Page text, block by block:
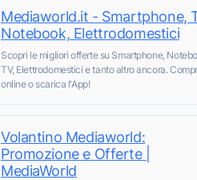
Mediaworld.it - Smartphone,
Notebook, Elettrodomestici
Scopri le migliori offerte su Smartphone,
TV, Elettrodomestici e tanto altro ancora.
online o scarica l'App!
Volantino Mediaworld:
Promozione e Offerte |
MediaWorld